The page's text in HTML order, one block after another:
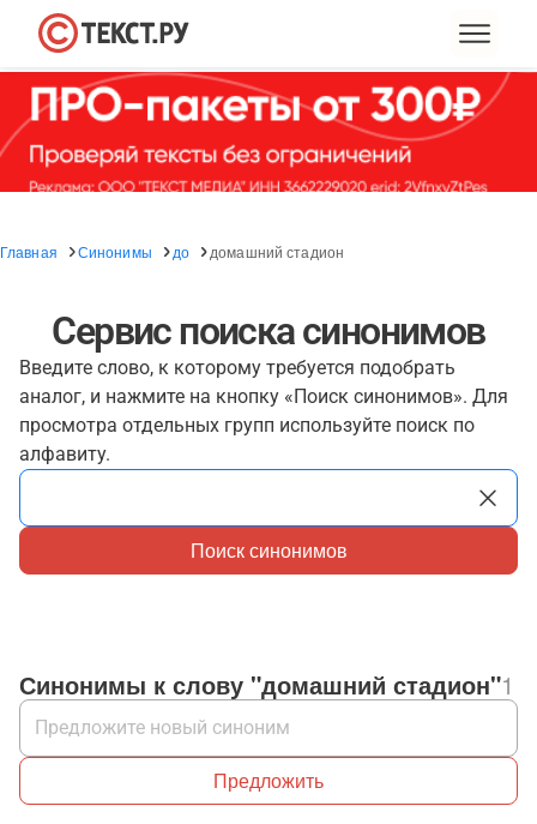
Главная Синонимы до домашний стадион
Сервис поиска синонимов
Введите слово, к которому требуется подобрать
аналог, и нажмите на кнопку «Поиск синонимов». Для
просмотра отдельных групп используйте поиск по
алфавиту.
Поиск синонимов
Синонимы к слову "домашний стадион"1
Предложить